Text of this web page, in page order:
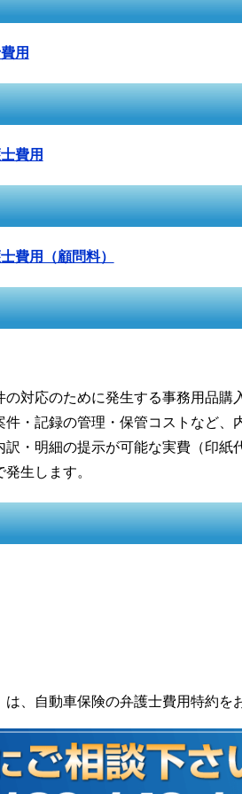
用
費用
費用（顧問料）
対応のために発生する事務用品購
件・記録の管理・保管コストなど、
訳・明細の提示が可能な実費（印紙
生します。
、自動車保険の弁護士費用特約を